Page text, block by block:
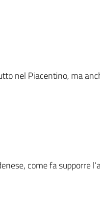
nel Piacentino, ma
come fa supporre